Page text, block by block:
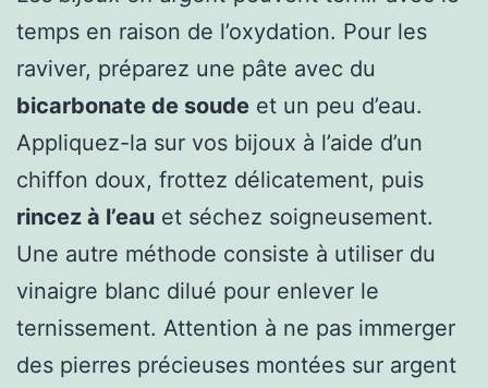
temps en raison de l’oxydation. Pour les
raviver, préparez une pâte avec du
bicarbonate de soude et un peu d’eau.
Appliquez-la sur vos bijoux à l’aide d’un
chiffon doux, frottez délicatement, puis
rincez à l’eau et séchez soigneusement.
Une autre méthode consiste à utiliser du
vinaigre blanc dilué pour enlever le
ternissement. Attention à ne pas immerger
des pierres précieuses montées sur argent